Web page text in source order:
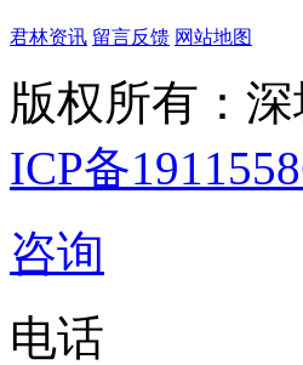
君林资讯 留言反馈 网站地图
版权所有：
ICP备
咨询
电话